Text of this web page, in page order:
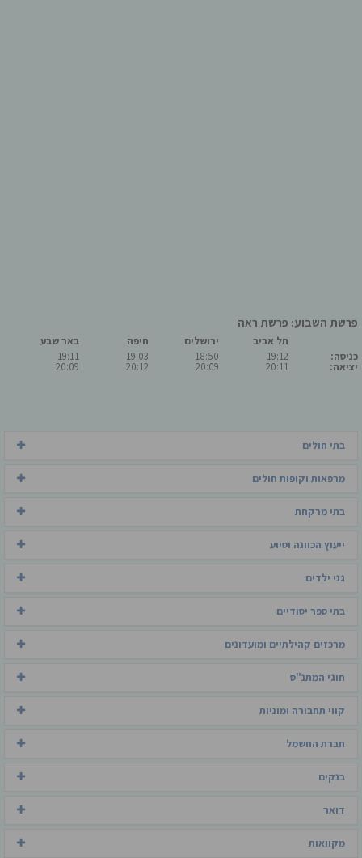
פרשת השבוע: פרשת ראה
כניסה:
יציאה:
תל אביב
19:12
20:11
ירושלים
18:50
20:09
חיפה
19:03
20:12
באר שבע
19:11
20:09
בתי חולים
מרפאות וקופות חולים
בתי מרקחת
ייעוץ הכוונה וסיוע
גני ילדים
בתי ספר יסודיים
מרכזים קהילתיים ומועדונים
חוגי המתנ"ס
קווי תחבורה ומוניות
חברת החשמל
בנקים
דואר
מקוואות